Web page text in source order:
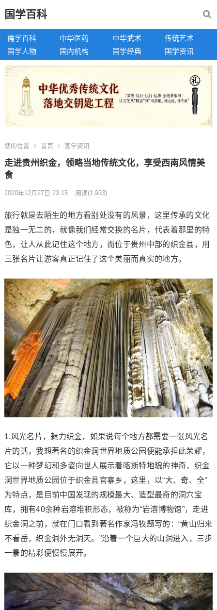
国学百科
儒学百科 中华医药 中华武术
传统艺术
国学人物
国内机构 国学经典 国学资讯
您的位置 首页 国学资讯
走进贵州织金，领略当地传统文化，享受西南风情美
食
2020年12月27日 23:15 阅读(1,933)
旅行就是去陌生的地方看别处没有的风景，这里传承的文化
是独一无二的，就像我们经常交换的名片，代表着那里的特
色，让人从此记住这个地方，而位于贵州中部的织金县，用
三张名片让游客真正记住了这个美丽而真实的地方。
1.风光名片，魅力织金，如果说每个地方都需要一张风光名
片的话，我想著名的织金洞世界地质公园便能承担此荣耀，
它以一种梦幻和多姿向世人展示着喀斯特地貌的神奇，织金
洞世界地质公园位于织金县官寨乡，这里，以“大、奇、全”
为特点，是目前中国发现的规模最大、造型最奇的洞穴宝
库，拥有40余种岩溶堆积形态，被称为“岩溶博物馆”，走进
织金洞之前，就在门口看到著名作家冯牧题写的：“黄山归来
不看岳，织金洞外无洞天。”沿着一个巨大的山洞进入，三步
一景的精彩便慢慢展开。